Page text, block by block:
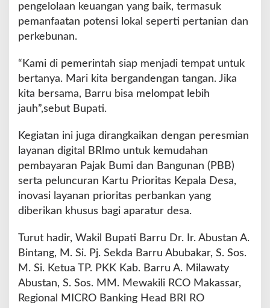
pengelolaan keuangan yang baik, termasuk
pemanfaatan potensi lokal seperti pertanian dan
perkebunan.
“Kami di pemerintah siap menjadi tempat untuk
bertanya. Mari kita bergandengan tangan. Jika
kita bersama, Barru bisa melompat lebih
jauh”,sebut Bupati.
Kegiatan ini juga dirangkaikan dengan peresmian
layanan digital BRImo untuk kemudahan
pembayaran Pajak Bumi dan Bangunan (PBB)
serta peluncuran Kartu Prioritas Kepala Desa,
inovasi layanan prioritas perbankan yang
diberikan khusus bagi aparatur desa.
Turut hadir, Wakil Bupati Barru Dr. Ir. Abustan A.
Bintang, M. Si. Pj. Sekda Barru Abubakar, S. Sos.
M. Si. Ketua TP. PKK Kab. Barru A. Milawaty
Abustan, S. Sos. MM. Mewakili RCO Makassar,
Regional MICRO Banking Head BRI RO